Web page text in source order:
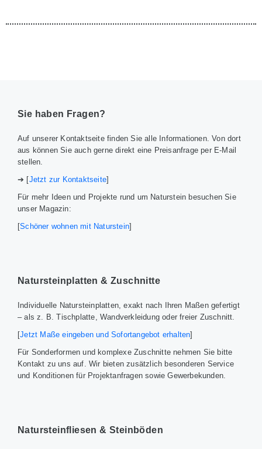
Sie haben Fragen?
Auf unserer Kontaktseite finden Sie alle Informationen. Von dort
aus können Sie auch gerne direkt eine Preisanfrage per E-Mail
stellen.
➔ [Jetzt zur Kontaktseite]
Für mehr Ideen und Projekte rund um Naturstein besuchen Sie
unser Magazin:
[Schöner wohnen mit Naturstein]
Natursteinplatten & Zuschnitte
Individuelle Natursteinplatten, exakt nach Ihren Maßen gefertigt
– als z. B. Tischplatte, Wandverkleidung oder freier Zuschnitt.
[Jetzt Maße eingeben und Sofortangebot erhalten]
Für Sonderformen und komplexe Zuschnitte nehmen Sie bitte
Kontakt zu uns auf. Wir bieten zusätzlich besonderen Service
und Konditionen für Projektanfragen sowie Gewerbekunden.
Natursteinfliesen & Steinböden